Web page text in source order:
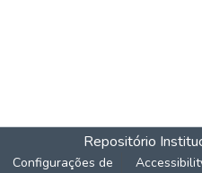
Repositório
Configurações de